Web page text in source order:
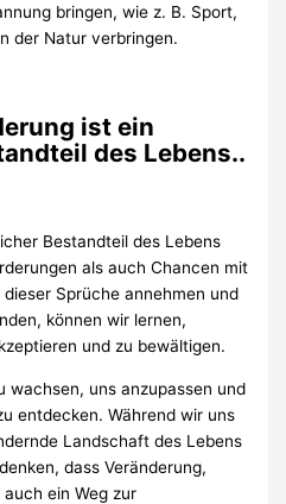
bringen, wie z. B. Sport,
der Natur verbringen.
ist ein
des Lebens..
Bestandteil des Lebens
als auch Chancen mit
Sprüche annehmen und
können wir lernen,
und zu bewältigen.
wachsen, uns anzupassen und
entdecken. Während wir uns
Landschaft des Lebens
dass Veränderung,
ein Weg zur